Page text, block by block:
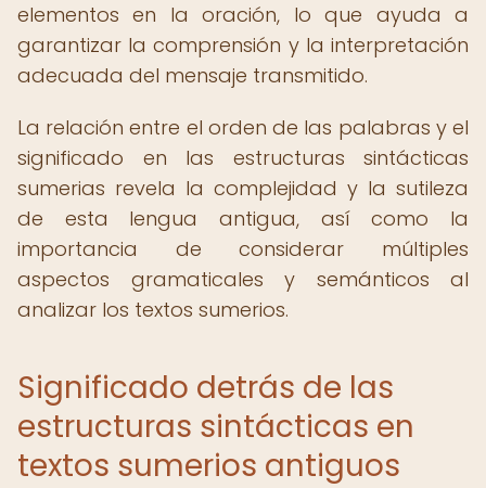
elementos en la oración, lo que ayuda a
garantizar la comprensión y la interpretación
adecuada del mensaje transmitido.
La relación entre el orden de las palabras y el
significado en las estructuras sintácticas
sumerias revela la complejidad y la sutileza
de esta lengua antigua, así como la
importancia de considerar múltiples
aspectos gramaticales y semánticos al
analizar los textos sumerios.
Significado detrás de las
estructuras sintácticas en
textos sumerios antiguos